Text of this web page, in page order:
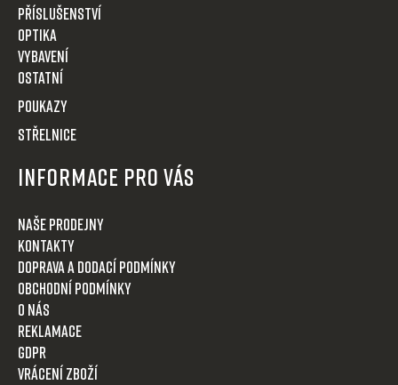
Příslušenství
Optika
VYBAVENÍ
OSTATNÍ
POUKAZY
STŘELNICE
Informace pro Vás
Naše prodejny
Kontakty
Doprava a dodací podmínky
Obchodní podmínky
O nás
Reklamace
GDPR
Vrácení zboží